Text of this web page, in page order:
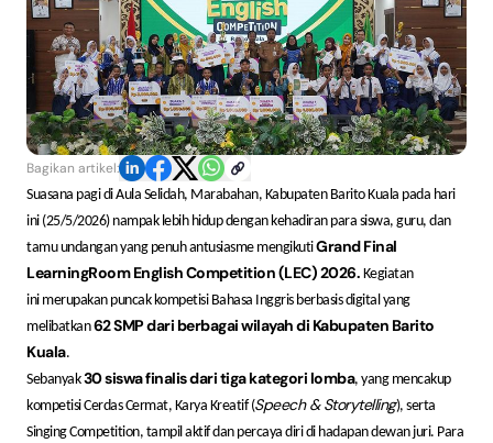
Bagikan artikel:
Suasana pagi di Aula Selidah, Marabahan, Kabupaten Barito Kuala pada hari
ini (25/5/2026) nampak lebih hidup dengan kehadiran para siswa, guru, dan
tamu undangan yang penuh antusiasme mengikutiGrand Final
LearningRoom English Competition (LEC) 2026. Kegiatan
ini merupakan puncak kompetisi Bahasa Inggris berbasis digital yang
melibatkan62 SMP dari berbagai wilayah di Kabupaten Barito
Kuala.
Sebanyak30 siswa finalis dari tiga kategori lomba, yang mencakup
kompetisi Cerdas Cermat, Karya Kreatif (Speech & Storytelling), serta
Singing Competition, tampil aktif dan percaya diri di hadapan dewan juri. Para